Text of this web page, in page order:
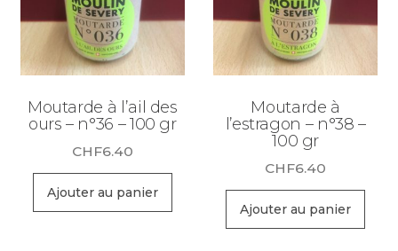
Moutarde à l’ail des
ours – n°36 – 100 gr
CHF6.40
Ajouter au panier
Moutarde à
l’estragon – n°38 –
100 gr
CHF6.40
Ajouter au panier